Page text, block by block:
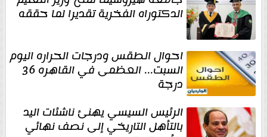
الدكتوراه الفخرية تقديرا لما حققه
احوال الطقس ودرجات الحراره اليوم
السبت... العظمى في القاهره 36
درجة
الرئيس السيسي يهنئ ناشئات اليد
بالتأهل التاريخي إلى نصف نهائي